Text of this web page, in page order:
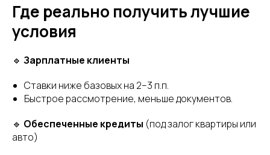
Где реально получить лучшие
условия
🔹 Зарплатные клиенты
Ставки ниже базовых на 2–3 п.п.
Быстрое рассмотрение, меньше документов.
🔹 Обеспеченные кредиты (под залог квартиры или
авто)